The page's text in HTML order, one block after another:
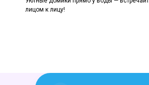
лицом к лицу!